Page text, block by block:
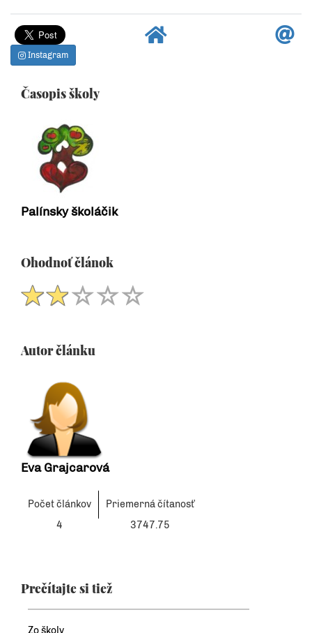
Instagram
Časopis školy
Palínsky školáčik
Ohodnoť článok
Autor článku
Eva Grajcarová
Počet článkov
Priemerná čítanosť
4
3747.75
Prečítajte si tiež